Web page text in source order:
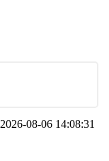
2026-08-06 14:08:31